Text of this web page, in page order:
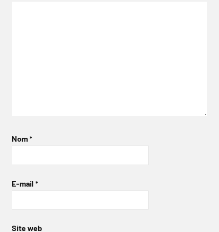
Nom*
E-mail *
Site web